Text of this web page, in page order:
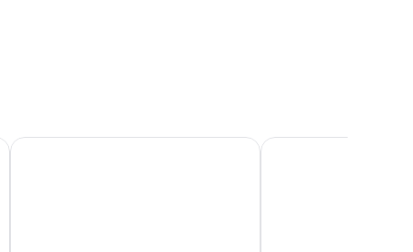
Bluesun Hotel Borak Waterman Beach